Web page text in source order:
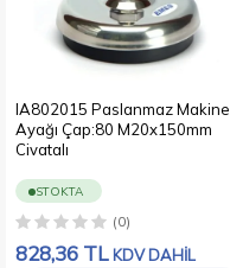
IA802015 Paslanmaz Makine
Ayağı Çap:80 M20x150mm
Civatalı
STOKTA
(0)
828,36 TL KDV DAHİL